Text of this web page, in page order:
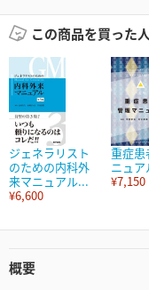
この商品を買った
ジェネラリスト
のための内科外
来マニュアル...
¥6,600
重症患
ニュア
¥7,150
概要